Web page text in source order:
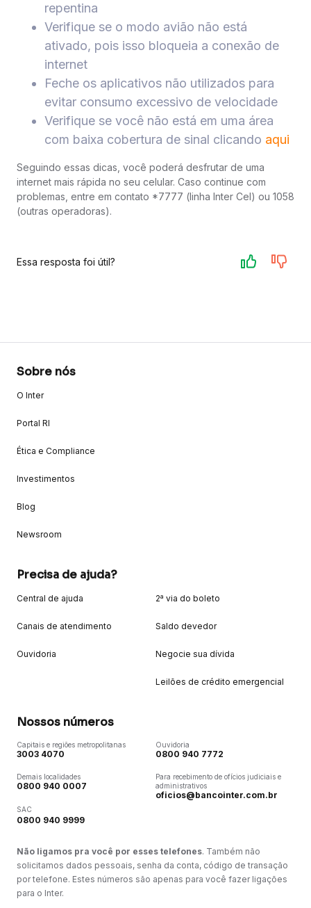
repentina
Verifique se o modo avião não está
ativado, pois isso bloqueia a conexão de
internet
Feche os aplicativos não utilizados para
evitar consumo excessivo de velocidade
Verifique se você não está em uma área
com baixa cobertura de sinal clicando aqui
Seguindo essas dicas, você poderá desfrutar de uma
internet mais rápida no seu celular. Caso continue com
problemas, entre em contato *7777 (linha Inter Cel) ou 1058
(outras operadoras).
Essa resposta foi útil?
Sobre nós
O Inter
Portal RI
Ética e Compliance
Investimentos
Blog
Newsroom
Precisa de ajuda?
Central de ajuda
Canais de atendimento
Ouvidoria
2ª via do boleto
Saldo devedor
Negocie sua dívida
Leilões de crédito emergencial
Nossos números
Capitais e regiões metropolitanas
3003 4070
Demais localidades
0800 940 0007
SAC
0800 940 9999
Ouvidoria
0800 940 7772
Para recebimento de ofícios judiciais e
administrativos
oficios@bancointer.com.br
Não ligamos pra você por esses telefones. Também não
solicitamos dados pessoais, senha da conta, código de transação
por telefone. Estes números são apenas para você fazer ligações
para o Inter.